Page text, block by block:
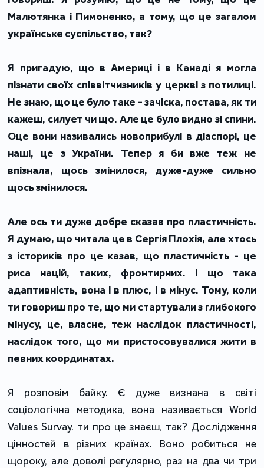
Малютянка і Пимоненко, а тому, що це загалом
українське суспільство, так?
Я пригадую, що в Америці і в Канаді я могла
пізнати своїх співвітчизників у церкві з потилиці.
Не знаю, що це було таке - зачіска, постава, як ти
кажеш, силует чи що. Але це було видно зі спини.
Оце вони називались новоприбулі в діаспорі, це
наші, це з України. Тепер я би вже теж не
впізнала, щось змінилося, дуже-дуже сильно
щось змінилося.
Але ось ти дуже добре сказав про пластичність.
Я думаю, що читала це в Сергія Плохія, але хтось
з істориків про це казав, що пластичність - це
риса націй, таких, фронтирних. І що така
адаптивність, вона і в плюс, і в мінус. Тому, коли
ти говориш про те, що ми стартували з глибокого
мінусу, це, власне, теж наслідок пластичності,
наслідок того, що ми пристосовувалися жити в
певних координатах.
Я розповім байку. Є дуже визнана в світі
соціологічна методика, вона називається World
Values Survay. ти про це знаєш, так? Дослідження
цінностей в різних країнах. Воно робиться не
щороку, але доволі регулярно, раз на два чи три